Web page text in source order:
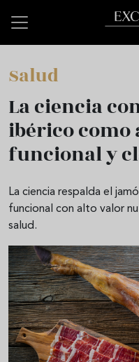
Salud
La ciencia
ibérico
funcional y
La ciencia respalda el
funcional con alto valor
salud.